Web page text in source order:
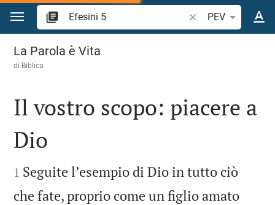
Vai al contenuto
Ricerca verso
PEV
Efesini 5
La Parola è Vita
di Biblica

Il vostro scopo: piacere a
Dio

1 Seguite lʼesempio di Dio in tutto ciò
che fate, proprio come un figlio amato